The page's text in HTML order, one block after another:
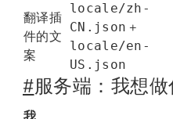
翻译插
件的文
案
locale/zh-
CN.json +
locale/en-
US.json
#服务端：我想